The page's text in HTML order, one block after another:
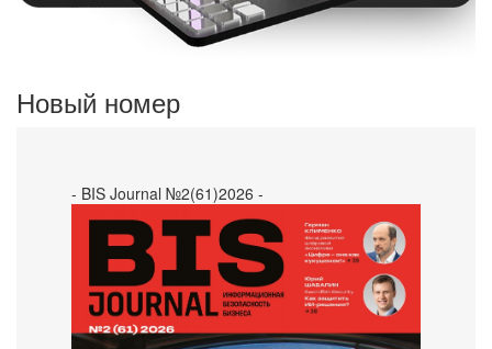
Новый номер
- BIS Journal №2(61)2026 -